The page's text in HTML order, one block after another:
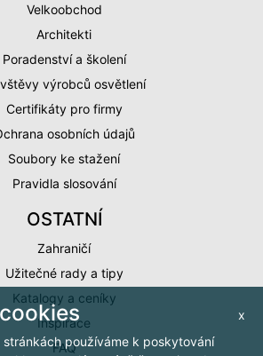
Velkoobchod
Architekti
Poradenství a školení
výrobců osvětlení
Certifikáty pro firmy
osobních údajů
Soubory ke stažení
Pravidla slosování
OSTATNÍ
Zahraničí
Užitečné rady a tipy
Katalogy a ceníky
Inspirace
FAQ
x
používáme k poskytování